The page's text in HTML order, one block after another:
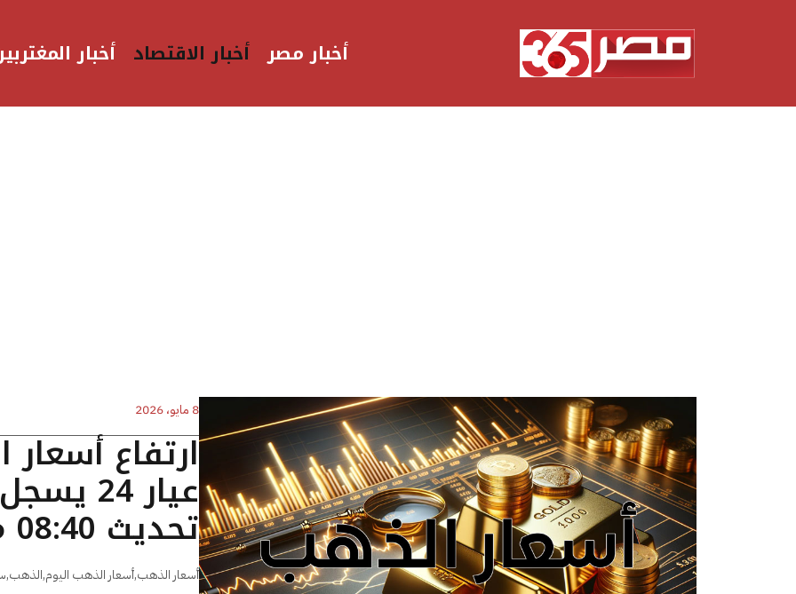
أخبار مصر أخبار الاقتصاد أخبار
8 مايو، 2026
ارتفاع
تحديث 08:40 مساءًا
أسعار الذهب,أسعار الذهب اليوم,الذهب,